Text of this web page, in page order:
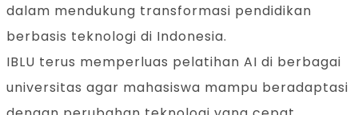
dalam mendukung transformasi pendidikan
berbasis teknologi di Indonesia.
IBLU terus memperluas pelatihan AI di berbagai
universitas agar mahasiswa mampu beradaptasi